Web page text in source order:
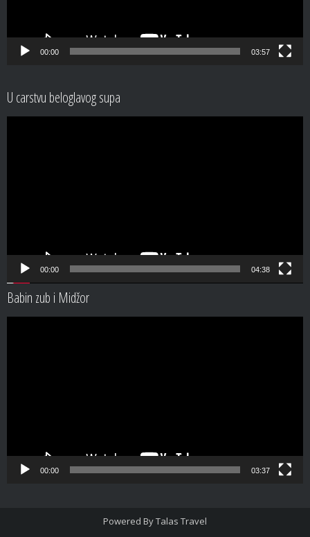
00:00 03:57
U carstvu beloglavog supa
00:00 04:38
Babin zub i Midžor
00:00 03:37
Powered ByTalas Travel